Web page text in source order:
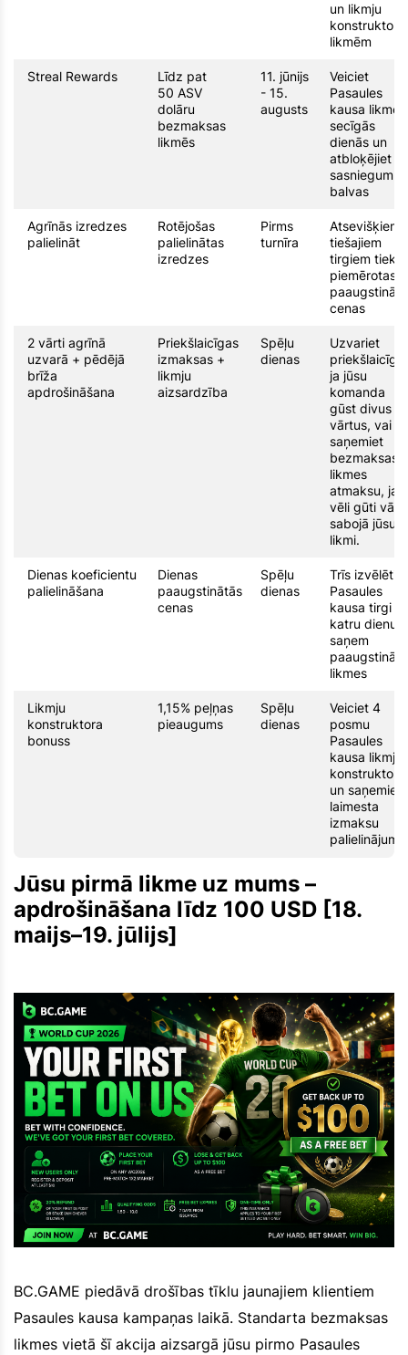
un likmju
konstruktora
likmēm
Streal Rewards
Līdz pat
50 ASV
dolāru
bezmaksas
likmēs
11. jūnijs
- 15.
augusts
Veiciet
Pasaules
kausa likmes
secīgās
dienās un
atbloķējiet
sasniegumu
balvas
Agrīnās izredzes
palielināt
Rotējošas
palielinātas
izredzes
Pirms
turnīra
Atsevišķiem
tiešajiem
tirgiem tiek
piemērotas
cenas
2 vārti agrīnā
uzvarā + pēdējā
brīža
apdrošināšana
Priekšlaicīgas
izmaksas +
likmju
aizsardzība
Spēļu
dienas
Uzvariet
priekšlaicīgi,
ja jūsu
komanda
gūst divus
vārtus, vai
saņemiet
bezmaksas
likmes
atmaksu, ja
vēli gūti vārti
sabojā jūsu
likmi.
Dienas koeficientu
palielināšana
Dienas
paaugstinātās
cenas
Spēļu
dienas
Trīs izvēlēti
Pasaules
kausa tirgi
katru dienu
saņem
likmes
Likmju
konstruktora
bonuss
1,15% peļņas
pieaugums
Spēļu
dienas
Veiciet 4
posmu
Pasaules
kausa likmju
konstruktoru
un saņemiet
laimesta
izmaksu
Jūsu pirmā likme uz mums –
apdrošināšana līdz 100 USD [18.
maijs–19. jūlijs]
BC.GAME piedāvā drošības tīklu jaunajiem klientiem
Pasaules kausa kampaņas laikā. Standarta bezmaksas
likmes vietā šī akcija aizsargā jūsu pirmo Pasaules